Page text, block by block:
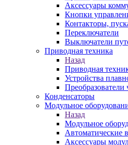
Аксессуары
Кнопки
Контакторы,
Переключатели
Выключатели
Приводная техника
Назад
Приводная
Устройства
Преобразователи
Конденсаторы
Модульное
Назад
Модульное
Автоматические
Аксессуары